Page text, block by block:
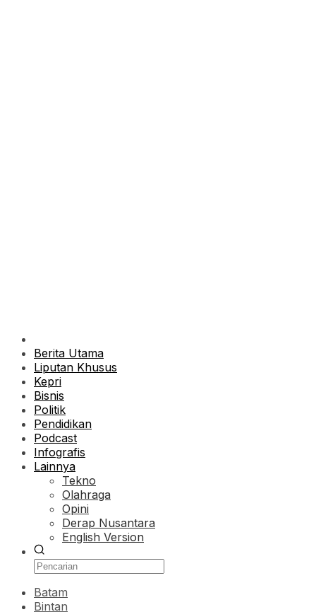
Berita Utama
Liputan Khusus
Kepri
Bisnis
Politik
Pendidikan
Podcast
Infografis
Lainnya
Tekno
Olahraga
Opini
Derap Nusantara
English Version
Batam
Bintan